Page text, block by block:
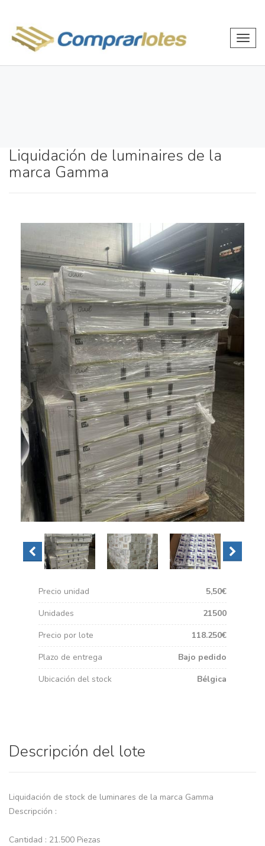
Liquidación de luminaires de la
marca Gamma
Precio unidad
5,50€
Unidades
21500
Precio por lote
118.250€
Plazo de entrega
Bajo pedido
Ubicación del stock
Bélgica
Descripción del lote
Liquidación de stock de luminares de la marca Gamma
Descripción :
Cantidad : 21.500 Piezas